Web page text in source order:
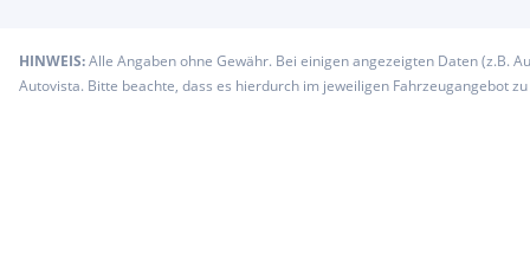
HINWEIS:Alle Angaben ohne Gewähr. Bei einigen angezeigten Daten (z.B.
Autovista. Bitte beachte, dass es hierdurch im jeweiligen Fahrzeugangebot